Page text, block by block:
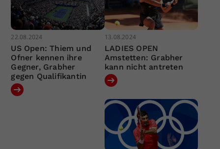
22.08.2024
US Open: Thiem und
Ofner kennen ihre
Gegner, Grabher
gegen Qualifikantin
13.08.2024
LADIES OPEN
Amstetten: Grabher
kann nicht antreten